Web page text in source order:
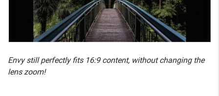
Envy still perfectly fits 16:9 content, without changing the
lens zoom!